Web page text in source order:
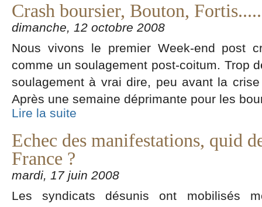
Crash boursier, Bouton,
dimanche, 12 octobre 2008
Nous vivons le premier Week-end post
comme un soulagement post-coitum. Trop
soulagement à vrai dire, peu avant la
Après une semaine déprimante pour les
Lire la suite
Echec des manifestations, quid
France ?
mardi, 17 juin 2008
Les syndicats désunis ont mobilisés